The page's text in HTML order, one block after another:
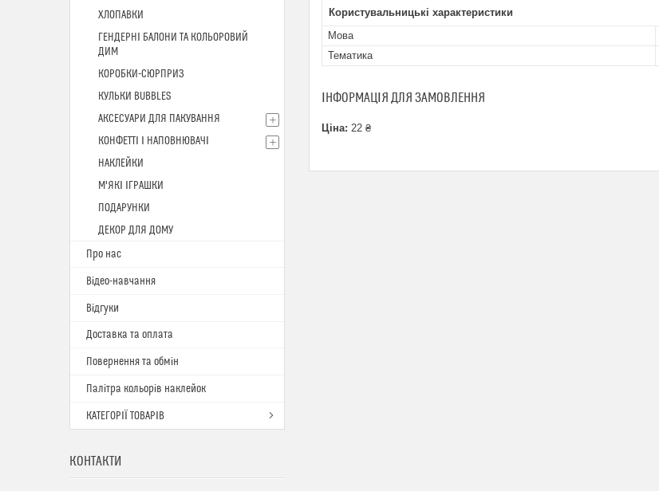
Користувальницькі характеристики
Мова
Тематика
ІНФОРМАЦІЯ ДЛЯ ЗАМОВЛЕННЯ
Ціна: 22 ₴
ХЛОПАВКИ
ГЕНДЕРНІ БАЛОНИ ТА КОЛЬОРОВИЙ
ДИМ
КОРОБКИ-СЮРПРИЗ
КУЛЬКИ BUBBLES
АКСЕСУАРИ ДЛЯ ПАКУВАННЯ
КОНФЕТТІ І НАПОВНЮВАЧІ
НАКЛЕЙКИ
М'ЯКІ ІГРАШКИ
ПОДАРУНКИ
ДЕКОР ДЛЯ ДОМУ
Про нас
Відео-навчання
Відгуки
Доставка та оплата
Повернення та обмін
Палітра кольорів наклейок
КАТЕГОРІЇ ТОВАРІВ
КОНТАКТИ